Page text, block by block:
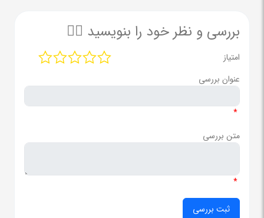
بررسی و نظر خود را بنویسید ✍🏻
امتیاز
عنوان بررسی
*
متن بررسی
*